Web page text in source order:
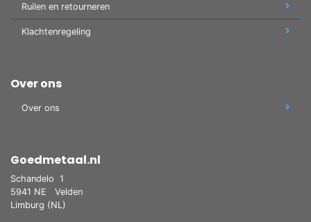
Ruilen en retourneren
Klachtenregeling
Over ons
Over ons
Goedmetaal.nl
Schandelo 1
5941 NE
Velden
Limburg (NL)